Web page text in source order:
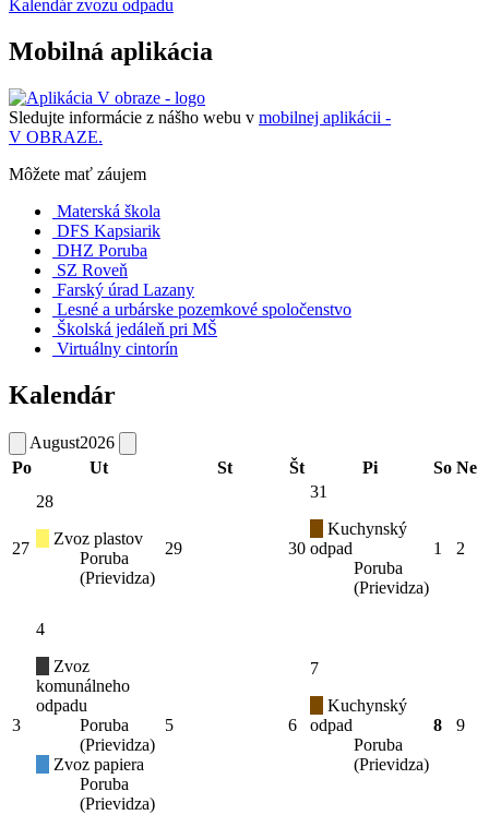
Kalendár zvozu odpadu
Mobilná aplikácia
Sledujte informácie z nášho webu v mobilnej aplikácii -
V OBRAZE.
Môžete mať záujem
Materská škola
DFS Kapsiarik
DHZ Poruba
SZ Roveň
Farský úrad Lazany
Lesné a urbárske pozemkové spoločenstvo
Školská jedáleň pri MŠ
Virtuálny cintorín
Kalendár
August2026
Po
Ut St Št Pi So Ne
27
28
Zvoz plastov
Poruba
(Prievidza)
29 30
31
Kuchynský
odpad
Poruba
(Prievidza)
1 2
3
4
Zvoz
komunálneho
odpadu
Poruba
(Prievidza)
Zvoz papiera
Poruba
(Prievidza)
5 6
7
Kuchynský
odpad
Poruba
(Prievidza)
8 9